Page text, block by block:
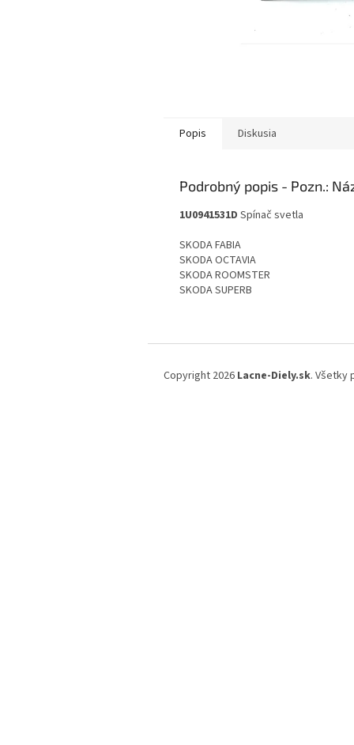
Popis Diskusia
Podrobný popis
1U0941531D Spínač svetla
SKODA FABIA
SKODA OCTAVIA
SKODA ROOMSTER
SKODA SUPERB
Copyright 2026 Lacne-Diely.sk. Všetky